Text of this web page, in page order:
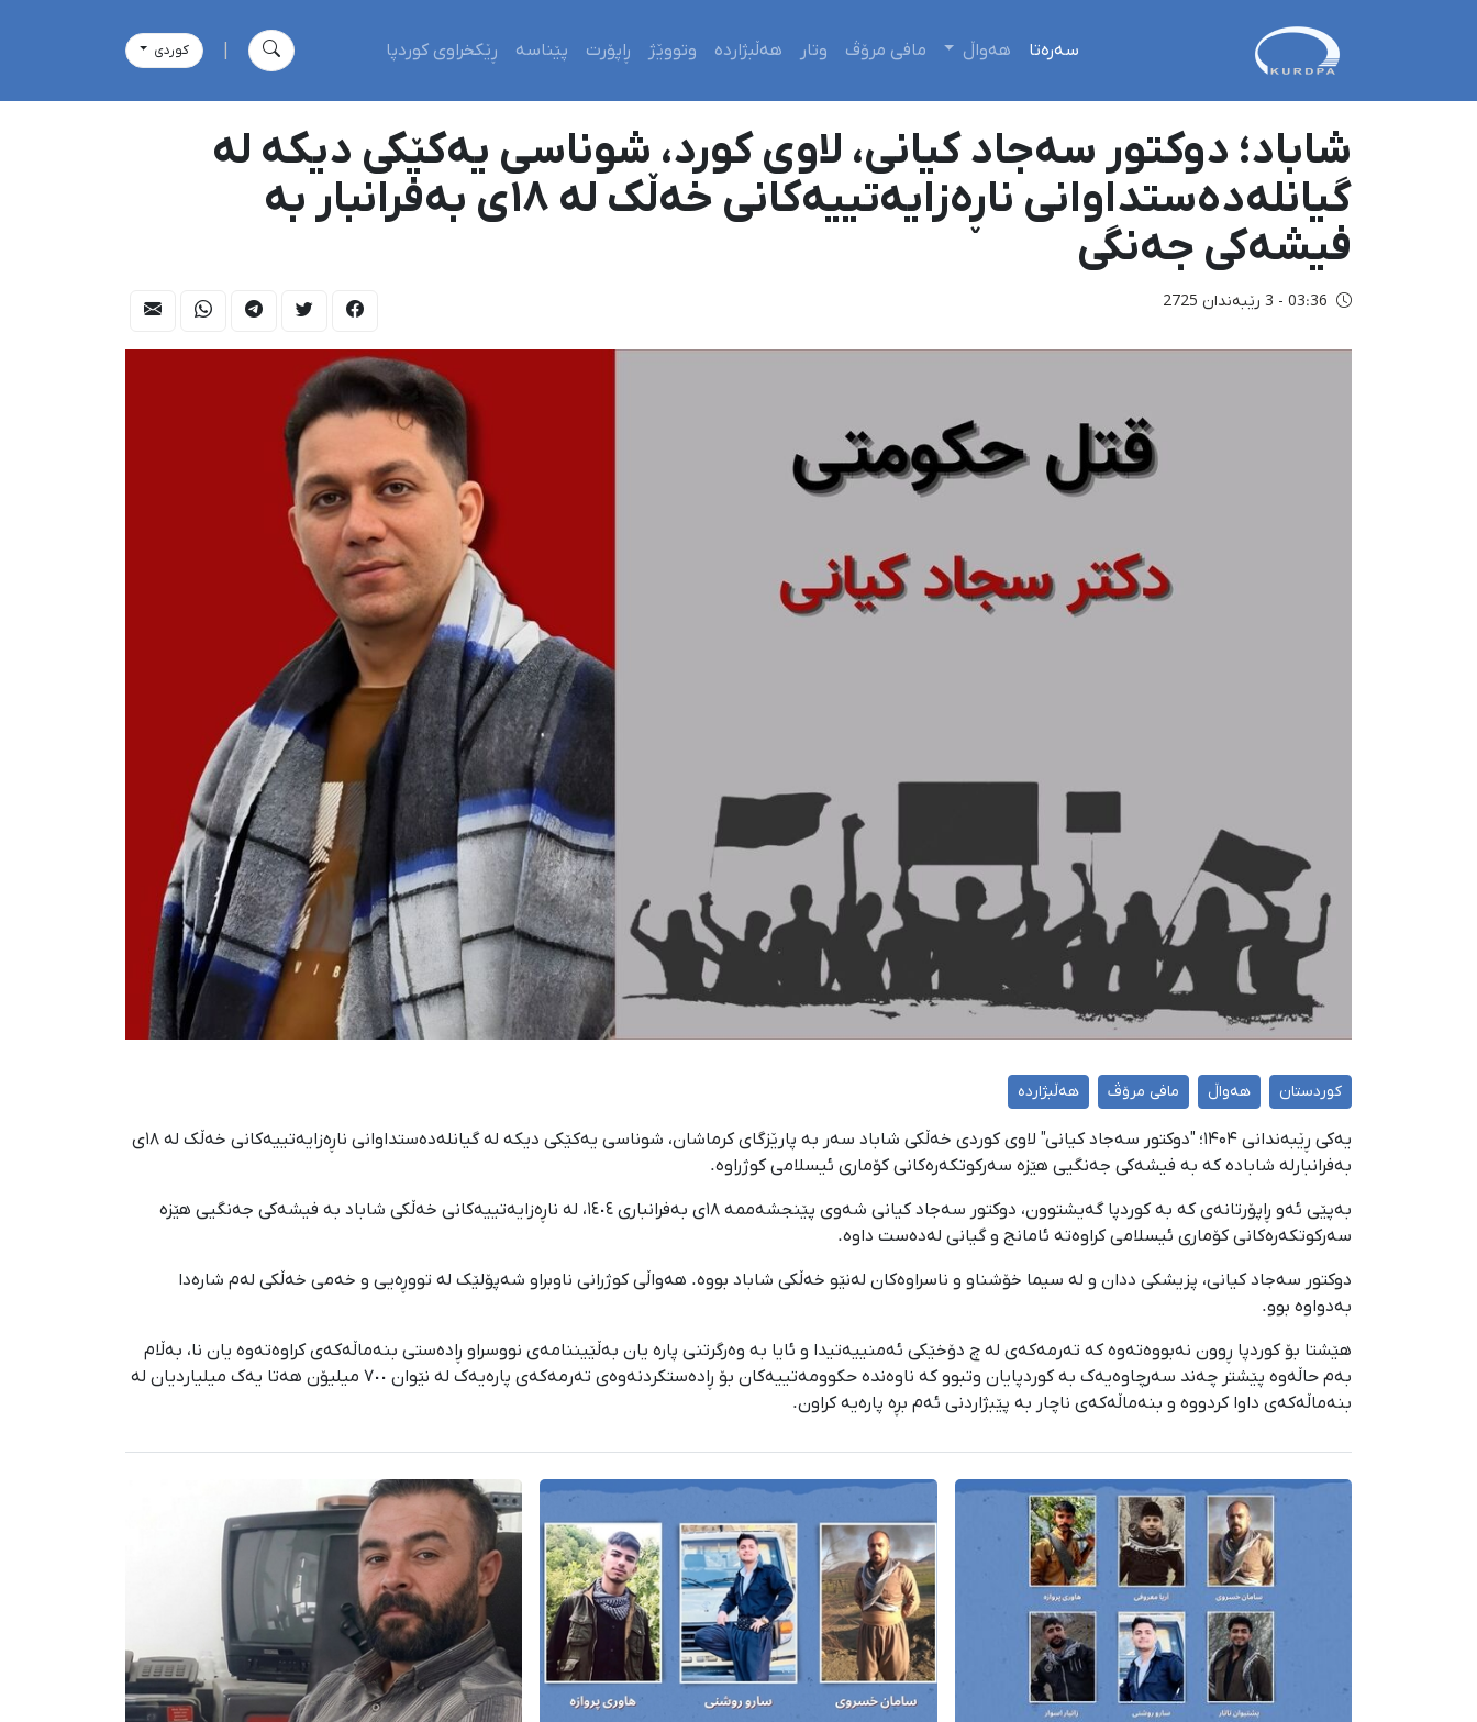
سەرەتا هەواڵ مافی مرۆڤ وتار هەڵبژاردە وتووێژ ڕاپۆرت پێناسە ڕێکخراوی کوردپا كوردی
شاباد؛ دوکتور سەجاد کیانی، لاوی کورد، شوناسی یەکێکی دیکە لە
گیانلەدەستداوانی ناڕەزایەتییەکانی خەڵک لە ١٨ی بەفرانبار بە
فیشەکی جەنگی
03:36 - 3 رێبەندان 2725
کوردستان هەواڵ مافی مرۆڤ هەڵبژاردە
یەکی ڕێبەندانی ۱۴۰۴؛ "دوکتور سەجاد کیانی" لاوی کوردی خەڵکی شاباد سەر بە پارێزگای کرماشان، شوناسی یەکێکی دیکە لە گیانلەدەستداوانی ناڕەزایەتییەکانی خەڵک لە ١٨ی
بەفرانبارلە شابادە کە بە فیشەکی جەنگیی هێزە سەرکوتکەرەکانی کۆماری ئیسلامی کوژراوە.
بەپێی ئەو ڕاپۆرتانەی کە بە کوردپا گەیشتوون، دوکتور سەجاد کیانی شەوی پێنجشەممە ١٨ی بەفرانباری ١٤٠٤، لە ناڕەزایەتییەکانی خەڵکی شاباد بە فیشەکی جەنگیی هێزە
سەرکوتکەرەکانی کۆماری ئیسلامی کراوەتە ئامانج و گیانی لەدەست داوە.
دوکتور سەجاد کیانی، پزیشکی ددان و لە سیما خۆشناو و ناسراوەکان لەنێو خەڵکی شاباد بووە. هەواڵی کوژرانی ناوبراو شەپۆلێک لە تووڕەیی و خەمی خەڵکی لەم شارەدا
بەدواوە بوو.
هێشتا بۆ کوردپا ڕوون نەبووەتەوە کە تەرمەکەی لە چ دۆخێکی ئەمنییەتیدا و ئایا بە وەرگرتنی پارە یان بەڵێیننامەی نووسراو ڕادەستی بنەماڵەکەی کراوەتەوە یان نا، بەڵام
بەم حاڵەوە پێشتر چەند سەرچاوەیەک بە کوردپایان وتبوو کە ناوەندە حکوومەتییەکان بۆ ڕادەستکردنەوەی تەرمەکەی پارەیەک لە نێوان ٧٠٠ میلیۆن هەتا یەک میلیاردیان لە
بنەماڵەکەی داوا کردووە و بنەماڵەکەی ناچار بە پێبژاردنی ئەم بڕە پارەیە کراون.